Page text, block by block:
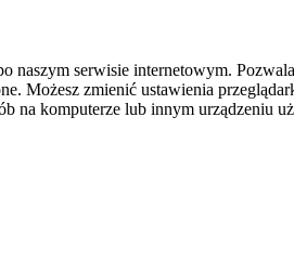
naszym serwisie internetowym.
Możesz zmienić ustawienia
na komputerze lub innym urządzeniu